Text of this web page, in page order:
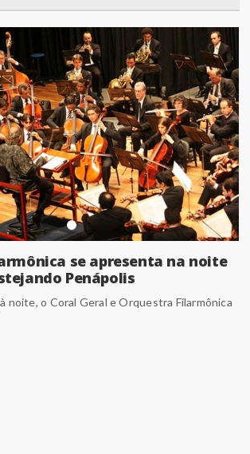
se apresenta na noite
Penápolis
noite, o Coral Geral e Orquestra Filarmônica